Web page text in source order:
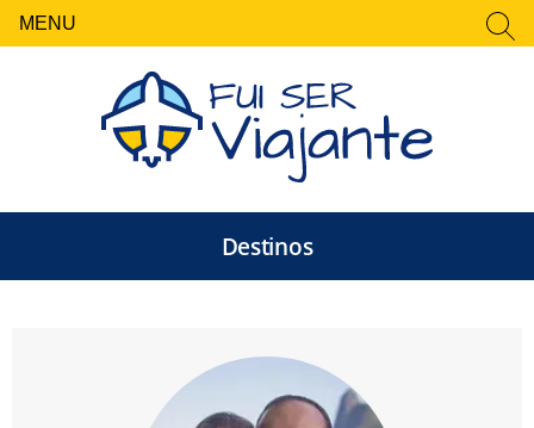
MENU
Destinos
Fui Ser Viajante —
FECHAR